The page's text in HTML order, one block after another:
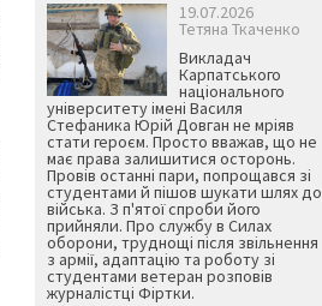
19.07.2026
Тетяна Ткаченко
Викладач
Карпатського
національного
університету імені Василя
Стефаника Юрій Довган не мріяв
стати героєм. Просто вважав, що не
має права залишитися осторонь.
Провів останні пари, попрощався зі
студентами й пішов шукати шлях до
війська. З п'ятої спроби його
прийняли. Про службу в Силах
оборони, труднощі після звільнення
з армії, адаптацію та роботу зі
студентами ветеран розповів
журналістці Фіртки.